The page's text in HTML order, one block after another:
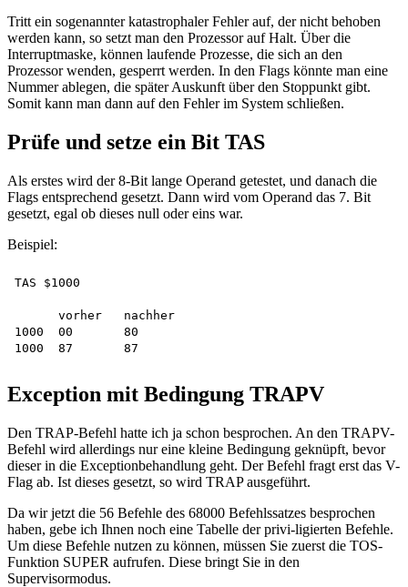
Tritt ein sogenannter katastrophaler Fehler auf, der nicht behoben
werden kann, so setzt man den Prozessor auf Halt. Über die
Interruptmaske, können laufende Prozesse, die sich an den
Prozessor wenden, gesperrt werden. In den Flags könnte man eine
Nummer ablegen, die später Auskunft über den Stoppunkt gibt.
Somit kann man dann auf den Fehler im System schließen.
Prüfe und setze ein Bit TAS
Als erstes wird der 8-Bit lange Operand getestet, und danach die
Flags entsprechend gesetzt. Dann wird vom Operand das 7. Bit
gesetzt, egal ob dieses null oder eins war.
Beispiel:
TAS $1000
      vorher   nachher
1000  00       80
Exception mit Bedingung TRAPV
Den TRAP-Befehl hatte ich ja schon besprochen. An den TRAPV-
Befehl wird allerdings nur eine kleine Bedingung geknüpft, bevor
dieser in die Exceptionbehandlung geht. Der Befehl fragt erst das V-
Flag ab. Ist dieses gesetzt, so wird TRAP ausgeführt.
Da wir jetzt die 56 Befehle des 68000 Befehlssatzes besprochen
haben, gebe ich Ihnen noch eine Tabelle der privi-ligierten Befehle.
Um diese Befehle nutzen zu können, müssen Sie zuerst die TOS-
Funktion SUPER aufrufen. Diese bringt Sie in den
Supervisormodus.